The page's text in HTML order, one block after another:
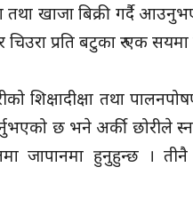
खाजा बिक्री गर्दै
प्रति बटुका रु एक
शिक्षादीक्षा तथा
छ भने अर्की छोरीले
हुनुहुन्छ । तीनै